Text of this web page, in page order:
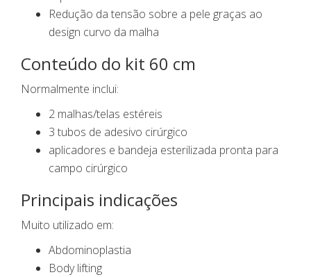
Redução da tensão sobre a pele graças ao
design curvo da malha
Conteúdo do kit 60 cm
Normalmente inclui:
2 malhas/telas estéreis
3 tubos de adesivo cirúrgico
aplicadores e bandeja esterilizada pronta para
campo cirúrgico
Principais indicações
Muito utilizado em:
Abdominoplastia
Body lifting